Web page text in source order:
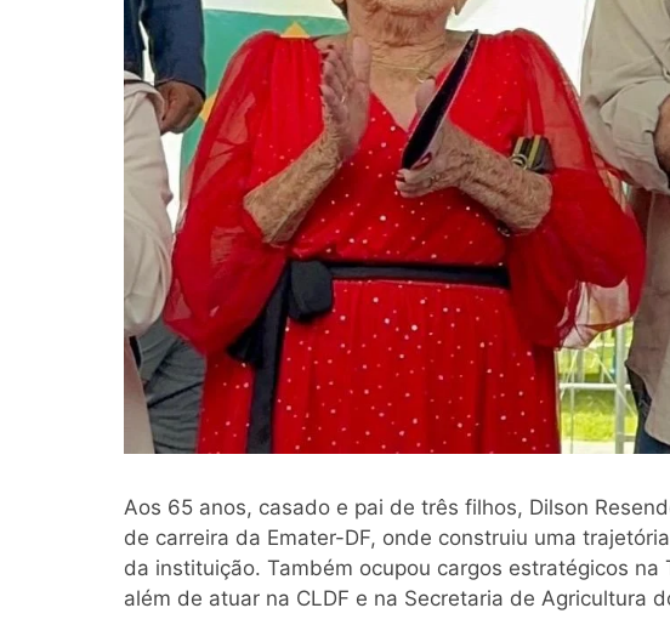
Aos 65 anos, casado e pai de três filhos, Dilson
de carreira da Emater-DF, onde construiu uma
da instituição. Também ocupou cargos estratégicos na
além de atuar na CLDF e na Secretaria de Agricultura